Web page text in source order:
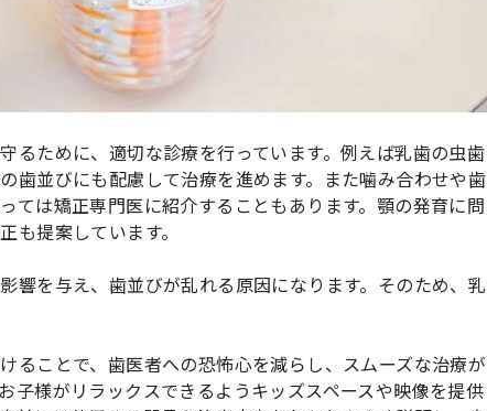
るために、適切な診療を行っています。例えば乳歯の虫歯
歯並びにも配慮して治療を進めます。また噛み合わせや歯
ては矯正専門医に紹介することもあります。顎の発育に問
も提案しています。
響を与え、歯並びが乱れる原因になります。そのため、乳
ることで、歯医者への恐怖心を減らし、スムーズな治療が
子様がリラックスできるようキッズスペースや映像を提供